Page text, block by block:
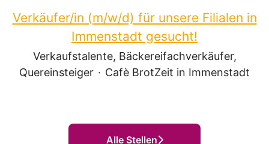
Verkäufer/in (m/w/d) für unsere Filialen in
Immenstadt gesucht!
Verkaufstalente, Bäckereifachverkäufer,
Quereinsteiger · Cafè BrotZeit in Immenstadt
Alle Stellen